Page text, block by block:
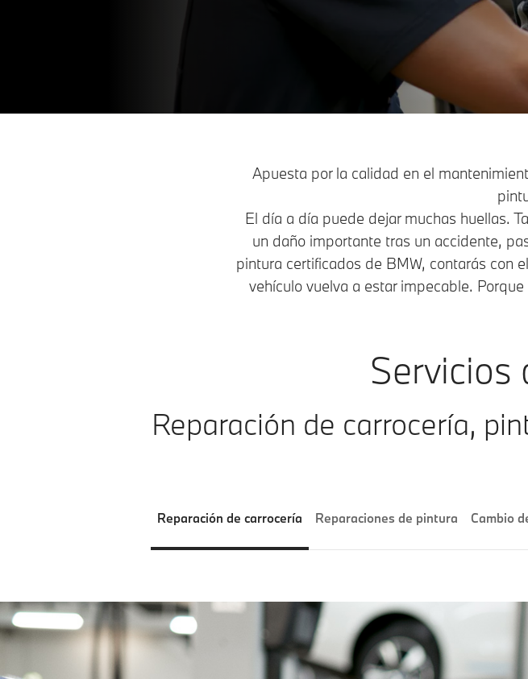
Apuesta por la calidad en el
El día a día puede dejar muchas huellas.
un daño importante tras un accidente,
pintura certificados de BMW, contarás con
vehículo vuelva a estar impecable.
Servicios
Reparación de carrocería,
Reparación de carrocería Reparaciones de pintura Cambio